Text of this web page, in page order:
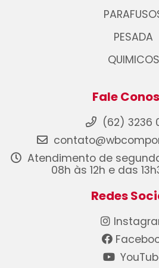
PESADA
QUIMICOS
Fale
(62) 3236
Atendimento de
08h às 12h e das
Redes